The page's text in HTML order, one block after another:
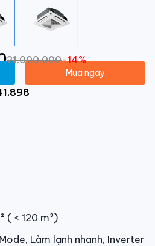
21.000.000-14%
Mua ngay
( < 120 m³)
Làm lạnh nhanh, Inverter